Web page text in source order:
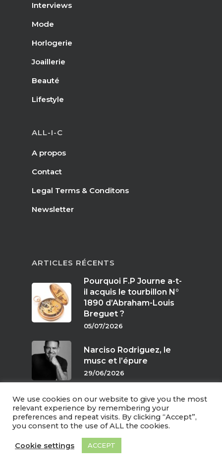
Interviews
Mode
Horlogerie
Joaillerie
Beauté
Lifestyle
ALL-I-C
A propos
Contact
Legal Terms & Conditons
Newsletter
ARTICLES RÉCENTS
Pourquoi F.P Journe a-t-
il acquis le tourbillon N°
1890 d’Abraham-Louis
Breguet ?
05/07/2026
Narciso Rodriguez, le
musc et l’épure
29/06/2026
Parfums de crépuscule
24/06/2026
We use cookies on our website to give you the most
relevant experience by remembering your
preferences and repeat visits. By clicking “Accept”,
you consent to the use of ALL the cookies.
Cookie settings ACCEPT